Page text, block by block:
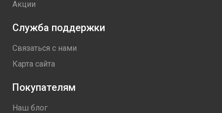
Акции
Служба поддержки
Связаться с нами
Карта сайта
Покупателям
Наш блог